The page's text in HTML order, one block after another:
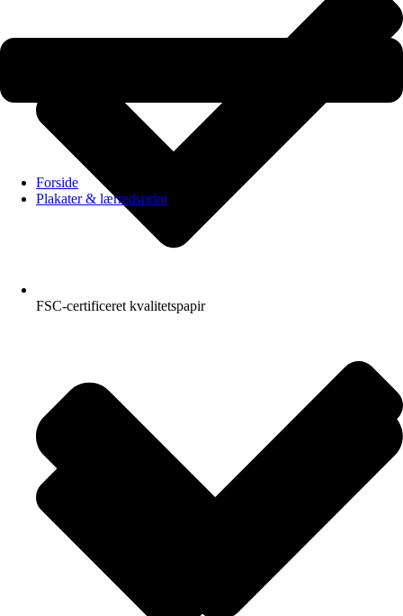
Forside
Plakater & lærredsprint
FSC-certificeret kvalitetspapir